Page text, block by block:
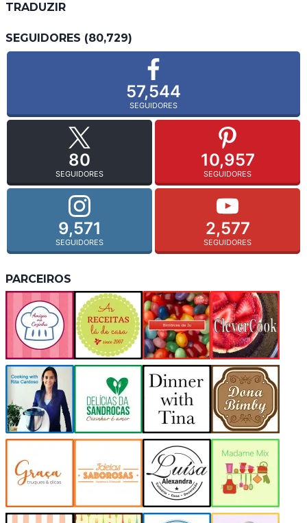
TRADUZIR
SEGUIDORES (80,729)
57,544
SEGUIDORES
80
SEGUIDORES
10,957
SEGUIDORES
9,571
SEGUIDORES
2,577
SEGUIDORES
PARCEIROS